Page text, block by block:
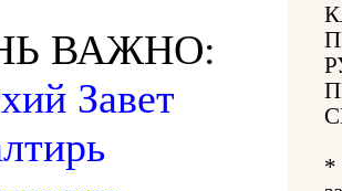
ВАЖНО:
Завет
*